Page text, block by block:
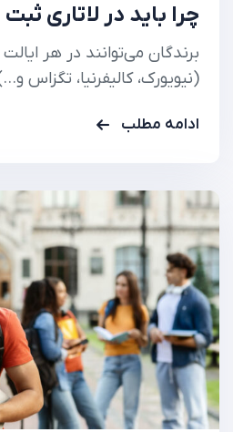
چرا باید در لاتاری
برندگان می‌توانند در هر
(نیویورک، کالیفرنیا، تگزاس
قابل تمدید است .
کم‌هزینه‌ترین…
ادامه مطلب